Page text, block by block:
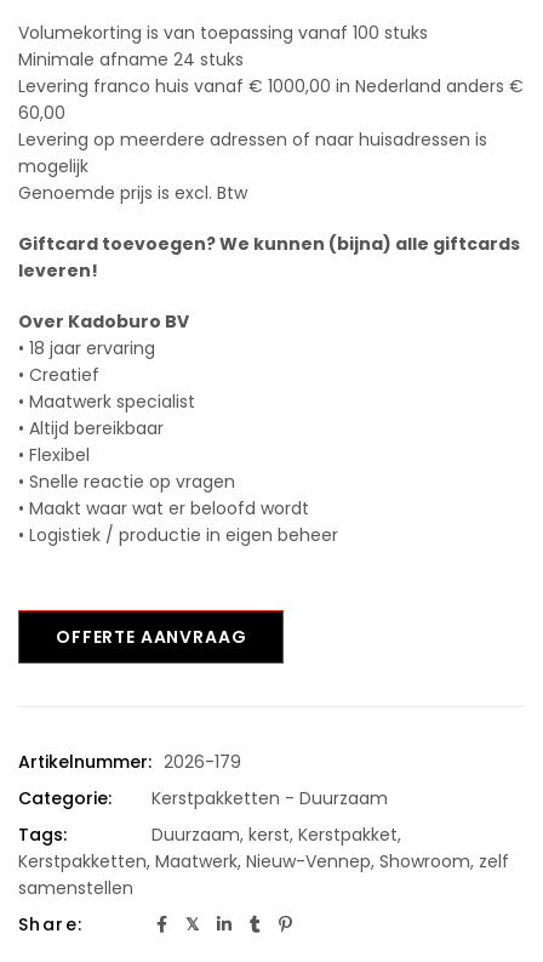
Volumekorting is van toepassing vanaf 100 stuks
Minimale afname 24 stuks
Levering franco huis vanaf € 1000,00 in Nederland anders €
60,00
Levering op meerdere adressen of naar huisadressen is
mogelijk
Genoemde prijs is excl. Btw
Giftcard toevoegen? We kunnen (bijna) alle giftcards
leveren!
Over Kadoburo BV
• 18 jaar ervaring
• Creatief
• Maatwerk specialist
• Altijd bereikbaar
• Flexibel
• Snelle reactie op vragen
• Maakt waar wat er beloofd wordt
• Logistiek / productie in eigen beheer
OFFERTE AANVRAAG
Artikelnummer: 2026-179
Categorie:
Kerstpakketten - Duurzaam
Tags:
Duurzaam, kerst, Kerstpakket,
Kerstpakketten, Maatwerk, Nieuw-Vennep, Showroom, zelf
samenstellen
Share: